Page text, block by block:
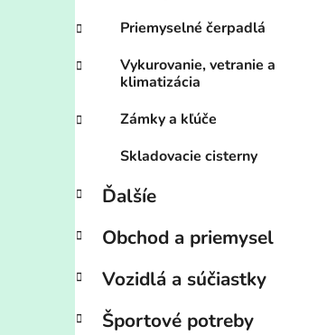
Priemyselné čerpadlá
Vykurovanie, vetranie a
klimatizácia
Zámky a kľúče
Skladovacie cisterny
Ďalšíe
Obchod a priemysel
Vozidlá a súčiastky
Športové potreby